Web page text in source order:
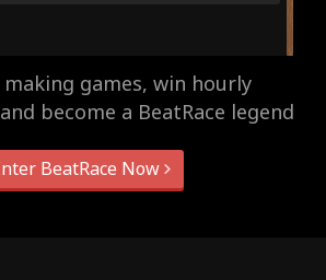
making games, win hourly
become a BeatRace legend
BeatRace Now